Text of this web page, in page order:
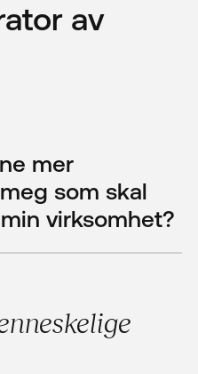
av
mer
som skal
virksomhet?